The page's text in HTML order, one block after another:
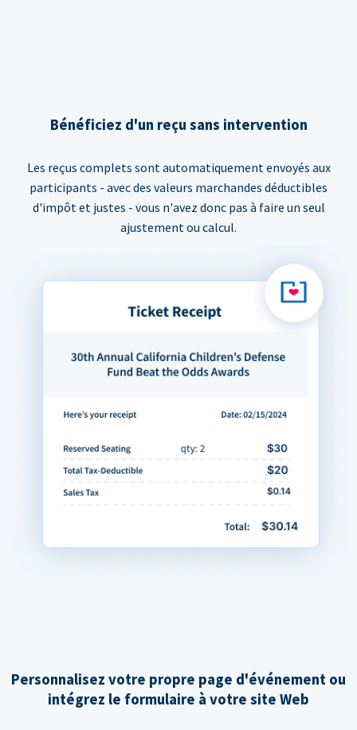
Bénéficiez d'un reçu sans intervention
Les reçus complets sont automatiquement envoyés aux
participants - avec des valeurs marchandes déductibles
d'impôt et justes - vous n'avez donc pas à faire un seul
ajustement ou calcul.
Personnalisez votre propre page d'événement ou
intégrez le formulaire à votre site Web